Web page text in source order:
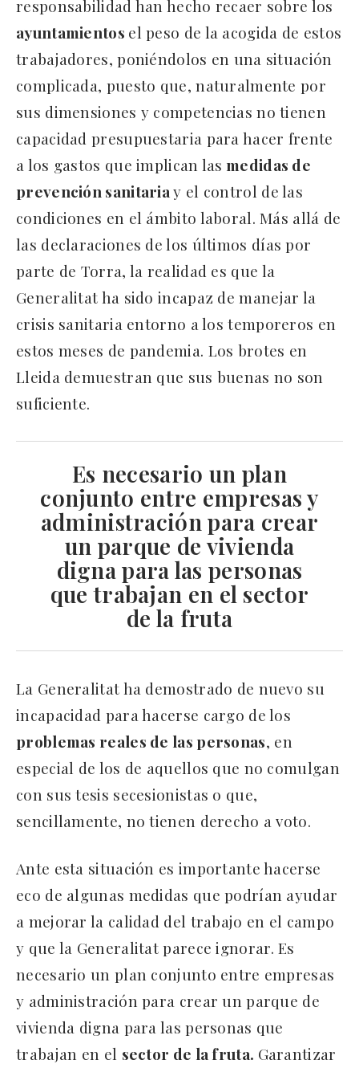
responsabilidad han hecho recaer sobre los
ayuntamientos el peso de la acogida de estos
trabajadores, poniéndolos en una situación
complicada, puesto que, naturalmente por
sus dimensiones y competencias no tienen
capacidad presupuestaria para hacer frente
a los gastos que implican las medidas de
prevención sanitariay el control de las
condiciones en el ámbito laboral. Más allá de
las declaraciones de los últimos días por
parte de Torra, la realidad es que la
Generalitat ha sido incapaz de manejar la
crisis sanitaria entorno a los temporeros en
estos meses de pandemia. Los brotes en
Lleida demuestran que sus buenas no son
suficiente.
Es necesario un plan
conjunto entre empresas y
administración para crear
un parque de vivienda
digna para las personas
que trabajan en el sector
de la fruta
La Generalitat ha demostrado de nuevo su
incapacidad para hacerse cargo de los
problemas reales de las personas, en
especial de los de aquellos que no comulgan
con sus tesis secesionistas o que,
sencillamente, no tienen derecho a voto.
Ante esta situación es importante hacerse
eco de algunas medidas que podrían ayudar
a mejorar la calidad del trabajo en el campo
y que la Generalitat parece ignorar. Es
necesario un plan conjunto entre empresas
y administración para crear un parque de
vivienda digna para las personas que
trabajan en el sector de la fruta. Garantizar